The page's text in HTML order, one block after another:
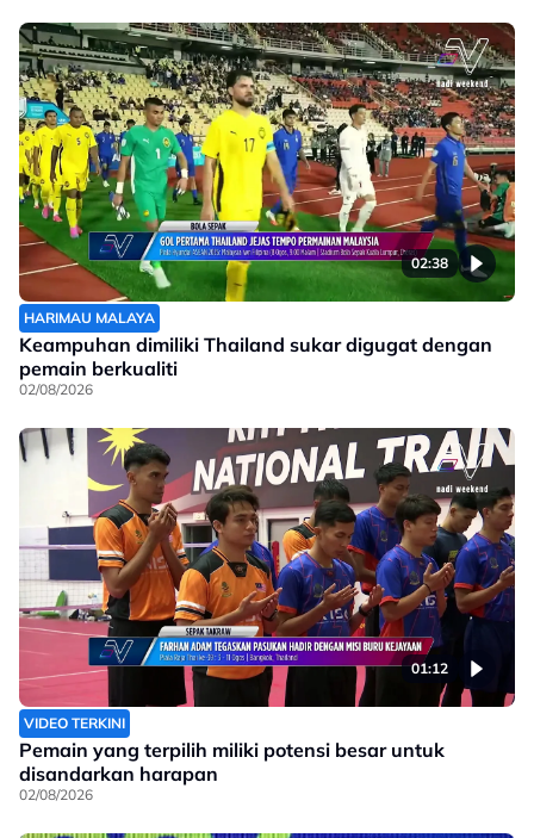
02:38
HARIMAU MALAYA
Keampuhan dimiliki Thailand sukar digugat dengan
pemain berkualiti
02/08/2026
01:12
VIDEO TERKINI
Pemain yang terpilih miliki potensi besar untuk
disandarkan harapan
02/08/2026